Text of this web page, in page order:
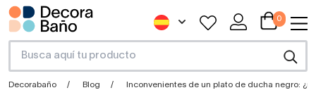
0
Decorabaño Blog Inconvenientes de un plato de ducha negro: